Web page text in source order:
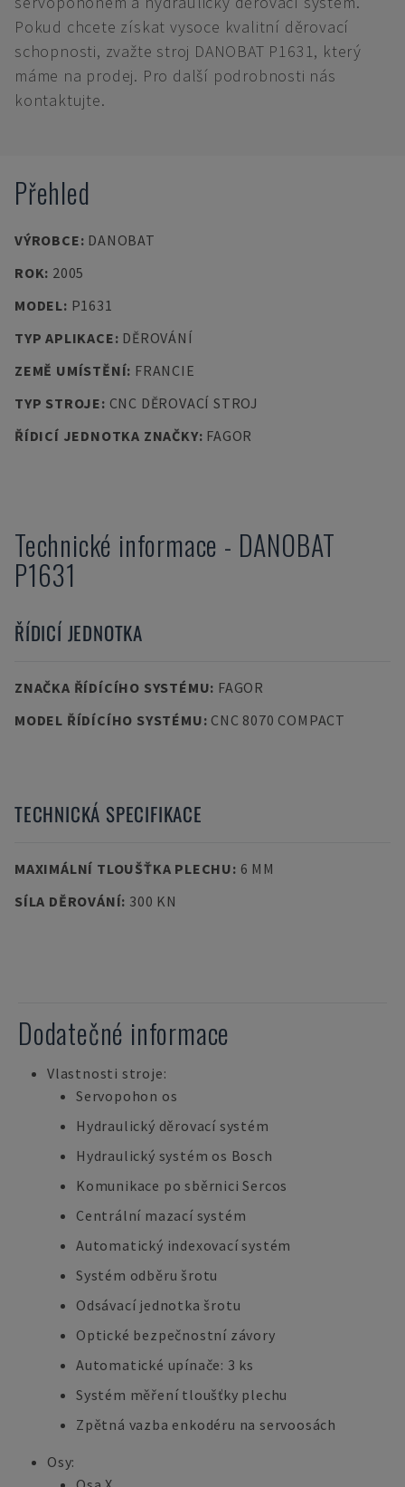
Pokud chcete získat vysoce kvalitní děrovací
schopnosti, zvažte stroj DANOBAT P1631, který
máme na prodej. Pro další podrobnosti nás
kontaktujte.
Přehled
VÝROBCE: DANOBAT
ROK: 2005
MODEL: P1631
TYP APLIKACE: DĚROVÁNÍ
ZEMĚ UMÍSTĚNÍ: FRANCIE
TYP STROJE: CNC DĚROVACÍ STROJ
ŘÍDICÍ JEDNOTKA ZNAČKY: FAGOR
Technické informace - DANOBAT
P1631
ŘÍDICÍ JEDNOTKA
ZNAČKA ŘÍDÍCÍHO SYSTÉMU: FAGOR
MODEL ŘÍDÍCÍHO SYSTÉMU: CNC 8070 COMPACT
TECHNICKÁ SPECIFIKACE
MAXIMÁLNÍ TLOUŠŤKA PLECHU: 6 MM
SÍLA DĚROVÁNÍ: 300 KN
Dodatečné informace
Vlastnosti stroje:
Servopohon os
Hydraulický děrovací systém
Hydraulický systém os Bosch
Komunikace po sběrnici Sercos
Centrální mazací systém
Automatický indexovací systém
Systém odběru šrotu
Odsávací jednotka šrotu
Optické bezpečnostní závory
Automatické upínače: 3 ks
Systém měření tloušťky plechu
Zpětná vazba enkodéru na servoosách
Osy: